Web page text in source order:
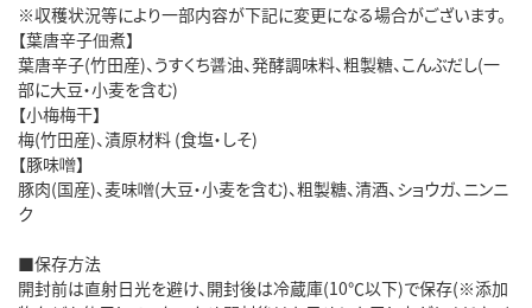
※収穫状況等により一部内容が下記に変更になる場合がございます。
【葉唐辛子佃煮】
葉唐辛子(竹田産)、うすくち醤油、発酵調味料、粗製糖、こんぶだし(一
部に大豆・小麦を含む)
【小梅梅干】
梅(竹田産)、漬原材料 (食塩・しそ)
【豚味噌】
豚肉(国産)、麦味噌(大豆・小麦を含む)、粗製糖、清酒、ショウガ、ニンニ
ク
■保存方法
開封前は直射日光を避け、開封後は冷蔵庫(10℃以下)で保存(※添加